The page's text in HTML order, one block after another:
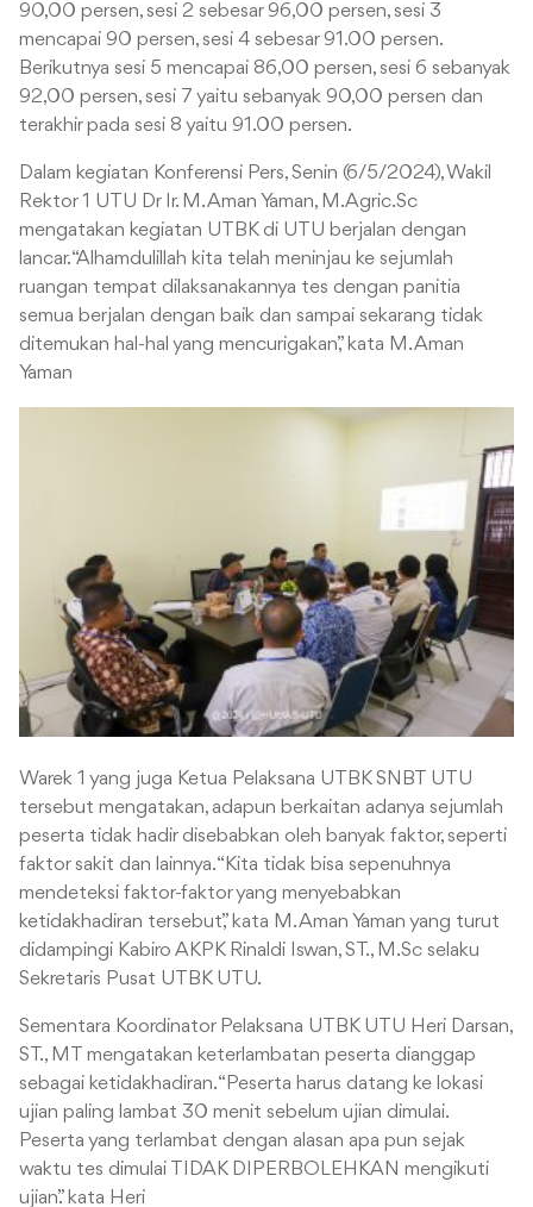
90,00 persen, sesi 2 sebesar 96,00 persen, sesi 3
mencapai 90 persen, sesi 4 sebesar 91.00 persen.
Berikutnya sesi 5 mencapai 86,00 persen, sesi 6 sebanyak
92,00 persen, sesi 7 yaitu sebanyak 90,00 persen dan
terakhir pada sesi 8 yaitu 91.00 persen.
Dalam kegiatan Konferensi Pers, Senin (6/5/2024), Wakil
Rektor 1 UTU Dr Ir. M. Aman Yaman, M.Agric.Sc
mengatakan kegiatan UTBK di UTU berjalan dengan
lancar. “Alhamdulillah kita telah meninjau ke sejumlah
ruangan tempat dilaksanakannya tes dengan panitia
semua berjalan dengan baik dan sampai sekarang tidak
ditemukan hal-hal yang mencurigakan,” kata M. Aman
Yaman
Warek 1 yang juga Ketua Pelaksana UTBK SNBT UTU
tersebut mengatakan, adapun berkaitan adanya sejumlah
peserta tidak hadir disebabkan oleh banyak faktor, seperti
faktor sakit dan lainnya. “Kita tidak bisa sepenuhnya
mendeteksi faktor-faktor yang menyebabkan
ketidakhadiran tersebut,” kata M. Aman Yaman yang turut
didampingi Kabiro AKPK Rinaldi Iswan, ST., M.Sc selaku
Sekretaris Pusat UTBK UTU.
Sementara Koordinator Pelaksana UTBK UTU Heri Darsan,
ST., MT mengatakan keterlambatan peserta dianggap
sebagai ketidakhadiran. “Peserta harus datang ke lokasi
ujian paling lambat 30 menit sebelum ujian dimulai.
Peserta yang terlambat dengan alasan apa pun sejak
waktu tes dimulai TIDAKDIPERBOLEHKAN mengikuti
ujian.” kata Heri